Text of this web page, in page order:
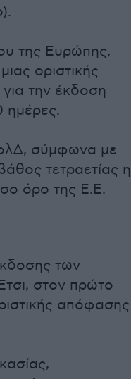
της Ευρώπης,
οριστικής
την έκδοση
ημέρες.
σύμφωνα με
τετραετίας η
όρο της Ε.Ε.
των
στον πρώτο
απόφασης